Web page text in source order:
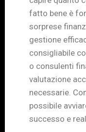
fatto bene è
sorprese
gestione
consigliabile
o consulenti
valutazione
necessarie.
possibile
successo e